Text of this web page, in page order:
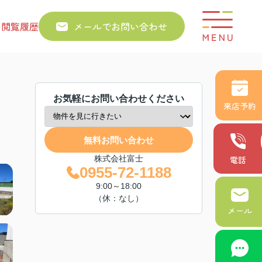
閲覧履歴 メールでお問い合わせ
来店予約
電話
メール
お気軽にお問い合わせください
無料お問い合わせ
株式会社富士
0955-72-1188
9:00～18:00
（休：なし）